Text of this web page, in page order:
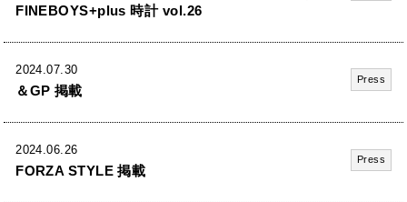
FINEBOYS+plus 時計 vol.26
2024.07.30
＆GP 掲載
Press
2024.06.26
FORZA STYLE 掲載
Press